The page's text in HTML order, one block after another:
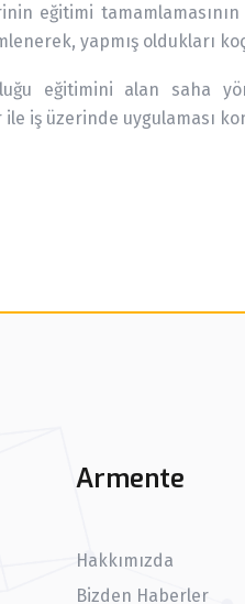
eğitimi
yapmış oldukları
eğitimini alan saha
iş üzerinde uygulaması
Armente
Hakkımızda
Bizden Haberler